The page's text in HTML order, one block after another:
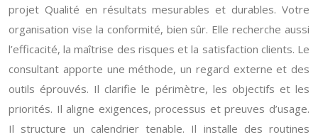
projet Qualité en résultats mesurables et durables. Votre
organisation vise la conformité, bien sûr. Elle recherche aussi
l’efficacité, la maîtrise des risques et la satisfaction clients. Le
consultant apporte une méthode, un regard externe et des
outils éprouvés. Il clarifie le périmètre, les objectifs et les
priorités. Il aligne exigences, processus et preuves d’usage.
Il structure un calendrier tenable. Il installe des routines